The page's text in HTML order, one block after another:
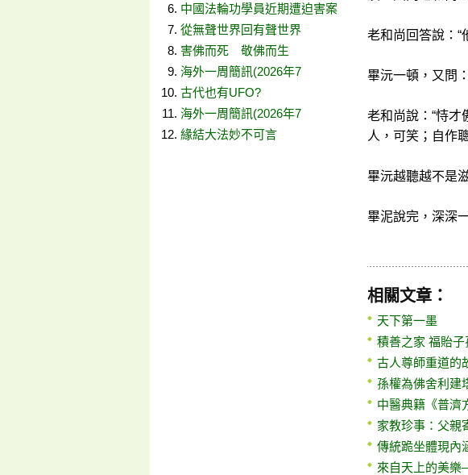
中國法輪功學員近期遭迫害案
從無聲世界回有聲世界
害佛而死 敬佛而生
海外一周簡訊(2026年7
古代也有UFO?
海外一周簡訊(2026年7
緣結大法妙不可言
老和尚回答說：“
畢沅一頓，又問
老和尚說：“恃
人，可笑；自作
畢沅越聽越不是
畢泥說完，深深
相關文章：
天下第一墨
積善之家 福貽子
古人尊師重道的
孫權為佛舍利建
中醫典籍《普濟
家教珍事：父親
傳統跪坐體現內
來自天上的美樂